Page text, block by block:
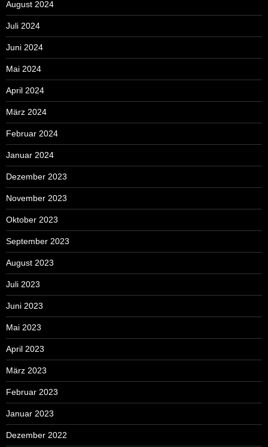
August 2024
Juli 2024
Juni 2024
Mai 2024
April 2024
März 2024
Februar 2024
Januar 2024
Dezember 2023
November 2023
Oktober 2023
September 2023
August 2023
Juli 2023
Juni 2023
Mai 2023
April 2023
März 2023
Februar 2023
Januar 2023
Dezember 2022